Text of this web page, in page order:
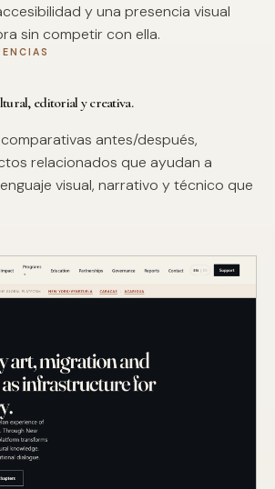
y una presencia visual
sin competir con ella.
editorial y creativa.
antes/después,
relacionados que ayudan a
visual, narrativo y técnico que